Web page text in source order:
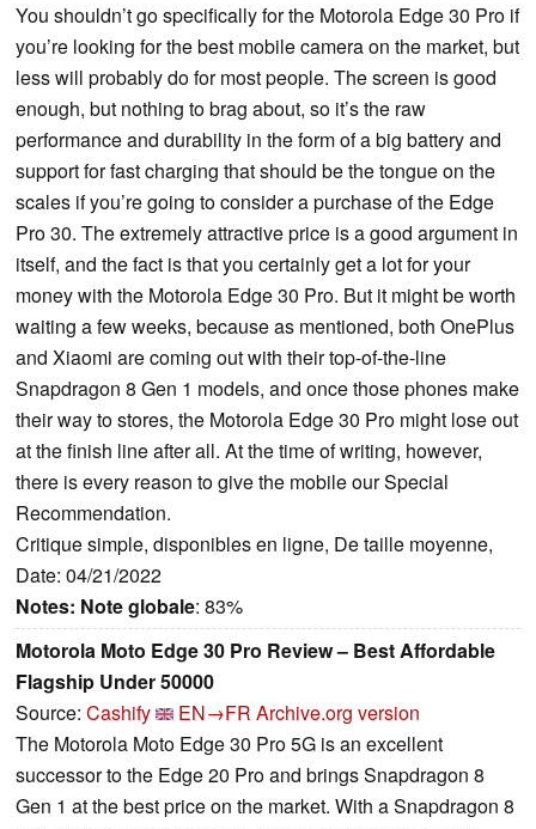
You shouldn’t go specifically for the Motorola Edge 30 Pro if
you’re looking for the best mobile camera on the market, but
less will probably do for most people. The screen is good
enough, but nothing to brag about, so it’s the raw
performance and durability in the form of a big battery and
support for fast charging that should be the tongue on the
scales if you’re going to consider a purchase of the Edge
Pro 30. The extremely attractive price is a good argument in
itself, and the fact is that you certainly get a lot for your
money with the Motorola Edge 30 Pro. But it might be worth
waiting a few weeks, because as mentioned, both OnePlus
and Xiaomi are coming out with their top-of-the-line
Snapdragon 8 Gen 1 models, and once those phones make
their way to stores, the Motorola Edge 30 Pro might lose out
at the finish line after all. At the time of writing, however,
there is every reason to give the mobile our Special
Recommendation.
Critique simple, disponibles en ligne, De taille moyenne,
Date: 04/21/2022
Notes: Note globale: 83%
Motorola Moto Edge 30 Pro Review – Best Affordable
Flagship Under 50000
Source: Cashify EN→FR Archive.org version
The Motorola Moto Edge 30 Pro 5G is an excellent
successor to the Edge 20 Pro and brings Snapdragon 8
Gen 1 at the best price on the market. With a Snapdragon 8